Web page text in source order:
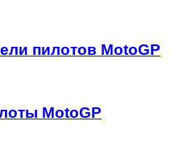
пилотов MotoGP
MotoGP